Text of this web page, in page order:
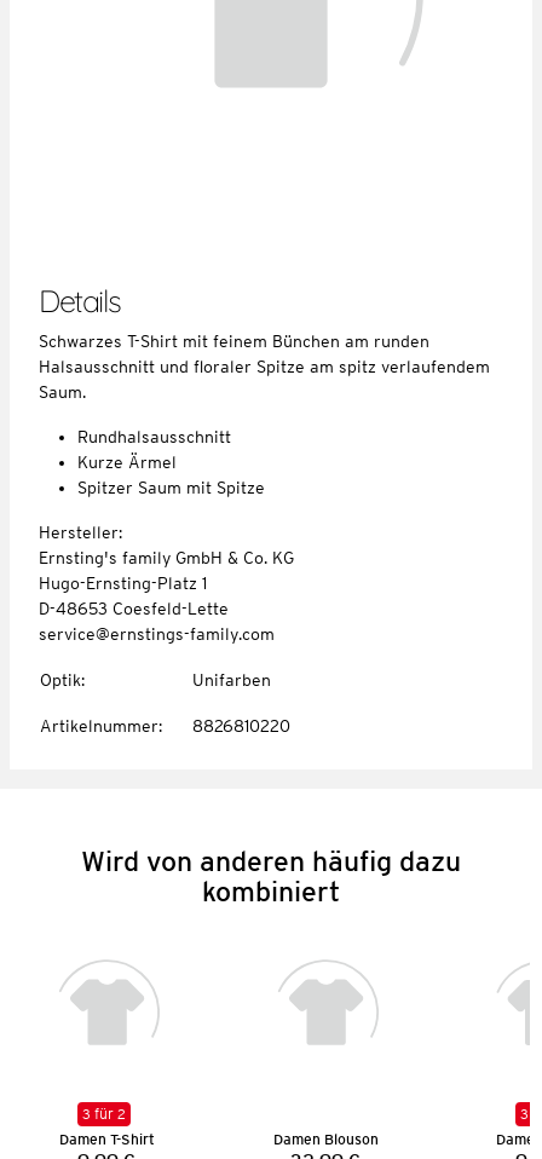
Details
Schwarzes T-Shirt mit feinem Bünchen am runden
Halsausschnitt und floraler Spitze am spitz verlaufendem
Saum.
Rundhalsausschnitt
Kurze Ärmel
Spitzer Saum mit Spitze
Hersteller:
Ernsting's family GmbH & Co. KG
Hugo-Ernsting-Platz 1
D-48653 Coesfeld-Lette
service@ernstings-family.com
Optik: Unifarben
Artikelnummer: 8826810220
Wird von anderen häufig dazu
kombiniert
3 für 2
Damen T-Shirt
Damen Blouson
3